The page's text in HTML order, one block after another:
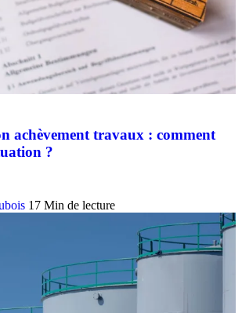
achèvement travaux : comment
?
17 Min de lecture